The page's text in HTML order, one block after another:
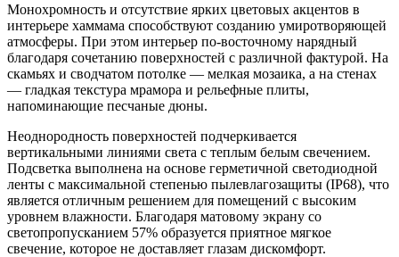
Монохромность и отсутствие ярких цветовых акцентов в
интерьере хаммама способствуют созданию умиротворяющей
атмосферы. При этом интерьер по-восточному нарядный
благодаря сочетанию поверхностей с различной фактурой. На
скамьях и сводчатом потолке — мелкая мозаика, а на стенах
— гладкая текстура мрамора и рельефные плиты,
напоминающие песчаные дюны.
Неоднородность поверхностей подчеркивается
вертикальными линиями света с теплым белым свечением.
Подсветка выполнена на основе герметичной светодиодной
ленты с максимальной степенью пылевлагозащиты (IP68), что
является отличным решением для помещений с высоким
уровнем влажности. Благодаря матовому экрану со
светопропусканием 57% образуется приятное мягкое
свечение, которое не доставляет глазам дискомфорт.